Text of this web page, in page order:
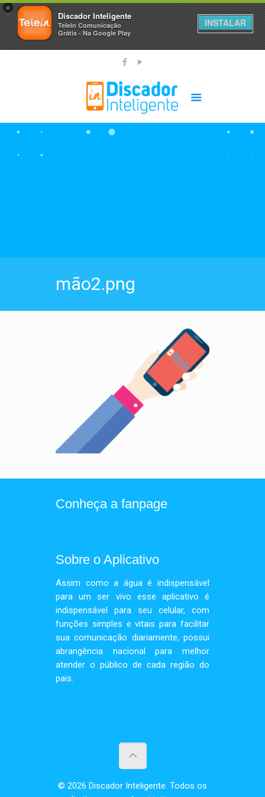
×
Discador Inteligente
Telein Comunicação
Grátis - Na Google Play
INSTALAR
mão2.png
Conheça a fanpage
Sobre o Aplicativo
Assim como a água é indispensável
para um ser vivo esse aplicativo é
indispensável para seu celular, com
funções simples e vitais para facilitar
sua comunicação diariamente, possui
abrangência nacional para melhor
atender o público de cada região do
pais.
© 2026 Discador Inteligente. Todos os